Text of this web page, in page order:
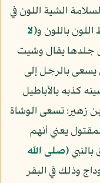
الشية اللون في
باللون و﴿لا
جلدها يقال وشيت
بالرجل إلى
كذبه بالأباطيل
زهير: تسعى الوشاة
يعني أنهم
(صلى الله
وذلك في البقر